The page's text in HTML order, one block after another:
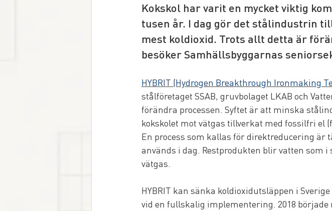
Kokskol har varit en mycket viktig
tusen år. I dag gör det stålindustrin
mest koldioxid. Trots allt detta är
besöker Samhällsbyggarnas
HYBRIT (Hydrogen Breakthrough Ironmaking
stålföretaget SSAB, gruvbolaget LKAB och
förändra processen. Syftet är att minska
kokskolet mot vätgas tillverkat med fossilfri
En process som kallas för direktreducering är
används i dag. Restprodukten blir vatten som
vätgas.
HYBRIT kan sänka koldioxidutsläppen i
vid en fullskalig implementering. 2018